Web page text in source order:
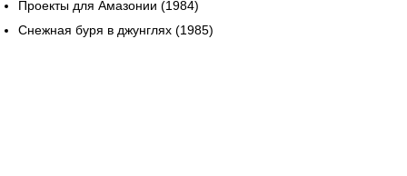
Проекты для Амазонии (1984)
Снежная буря в джунглях (1985)